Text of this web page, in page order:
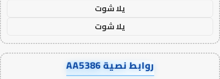
يلا شوت
يلا شوت
روابط نصية AA5386